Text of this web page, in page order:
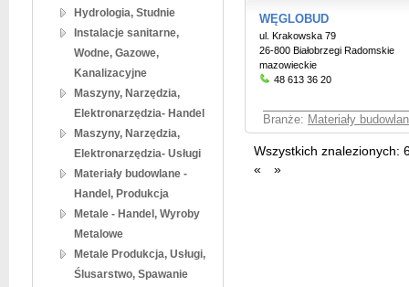
Hydrologia, Studnie
Instalacje sanitarne,
Wodne, Gazowe,
Kanalizacyjne
Maszyny, Narzędzia,
Elektronarzędzia- Handel
Maszyny, Narzędzia,
Elektronarzędzia- Usługi
Materiały budowlane -
Handel, Produkcja
Metale - Handel, Wyroby
Metalowe
Metale Produkcja, Usługi,
Ślusarstwo, Spawanie
WĘGLOBUD
ul. Krakowska 79
26-800 Białobrzegi Radomskie
mazowieckie
48 613 36 20
Branże: Materiały
Wszystkich znalezionych:
«
»